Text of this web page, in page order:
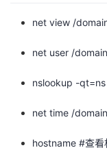
发
者
我
net view /
net user /domain
nslookup -qt=ns
net time /
hostname #查看